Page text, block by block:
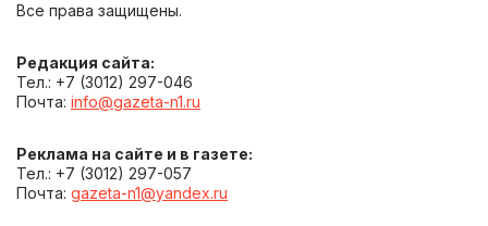
Все права защищены.
Редакция сайта:
Тел.: +7 (3012) 297-046
Почта: info@gazeta-n1.ru
Реклама на сайте и в газете:
Тел.: +7 (3012) 297-057
Почта: gazeta-n1@yandex.ru